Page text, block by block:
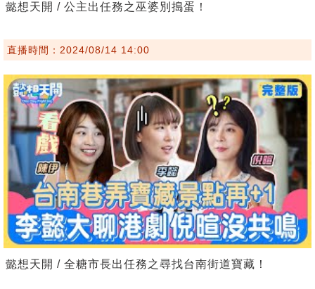
懿想天開 / 公主出任務之巫婆別搗蛋！
直播時間：2024/08/14 14:00
懿想天開 / 全糖市長出任務之尋找台南街道寶藏！